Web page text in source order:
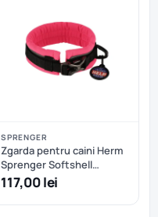
SPRENGER
Zgarda pentru caini Herm
Sprenger Softshell
reglabila - S/M - Roz
117,00 lei